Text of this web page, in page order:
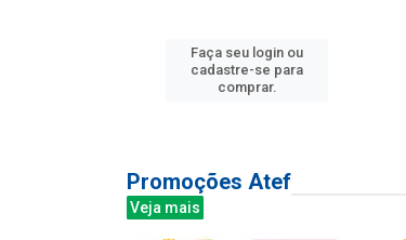
Faça seu login ou
cadastre-se para
comprar.
Promoções Atef
Veja mais